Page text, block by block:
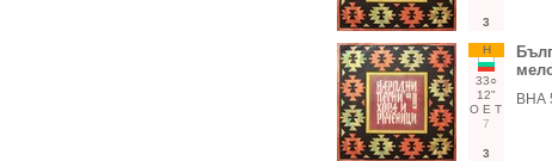
3
Н
33○
12"
О Е Т
7
3
ВНА